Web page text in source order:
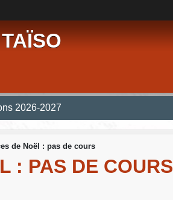
2026-2027
de Noël : pas de cours
: PAS DE COURS